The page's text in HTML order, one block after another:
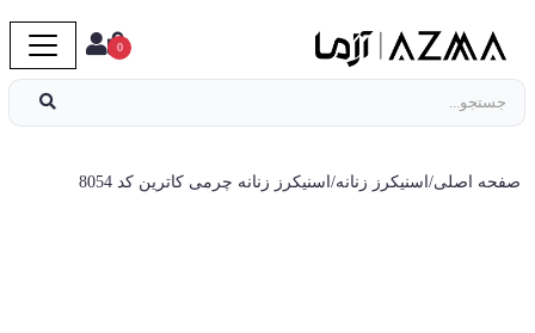
0
صفحه اصلی/ اسنیکرز زنانه/ اسنیکرز زنانه چرمی کاترین کد 8054